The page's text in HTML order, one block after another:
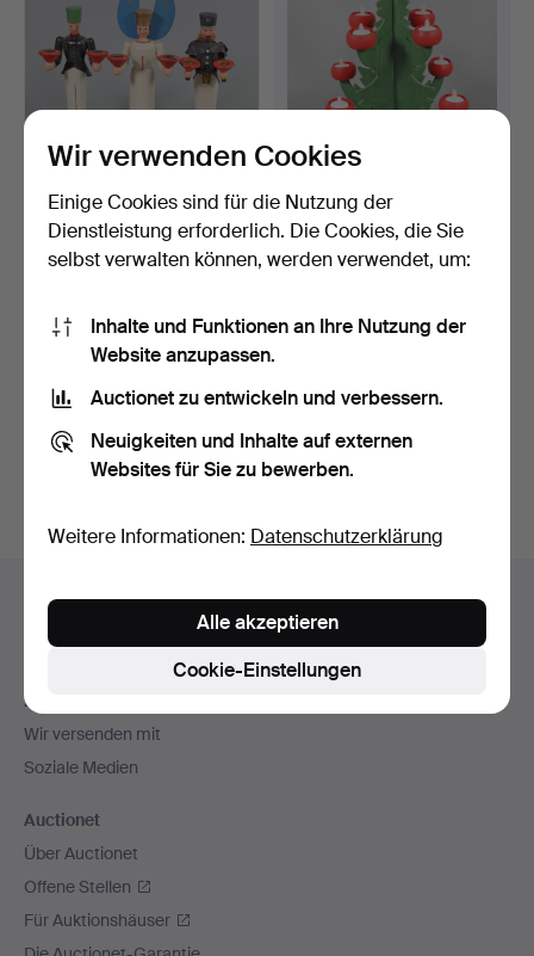
LICHTERENGEL UND
BERGMÄNNER, Erzgebirge
70…
2 Tage
TANNENBAUM MIT LED
BELEUCHTUNG.
2 Tage
Suche speichern
Archiv
suchen.
Navigation
Hilfe und Kontakt
Kontakt mit dem Support aufnehmen
Zahlungsweisen
Wir versenden mit
Soziale Medien
Auctionet
Über Auctionet
Offene Stellen
Für Auktionshäuser
Wir verwenden Cookies
Einige Cookies sind für die Nutzung der
Dienstleistung erforderlich. Die Cookies, die Sie
selbst verwalten können, werden verwendet, um:
Inhalte und Funktionen an Ihre Nutzung der
Website anzupassen.
Auctionet zu entwickeln und verbessern.
Neuigkeiten und Inhalte auf externen
Websites für Sie zu bewerben.
Weitere Informationen: Datenschutzerklärung
Cookie-Einstellungen
Alle akzeptieren